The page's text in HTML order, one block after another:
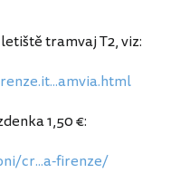
letiště tramvaj T2, viz:
1,50 €:
cr...a-firenze/